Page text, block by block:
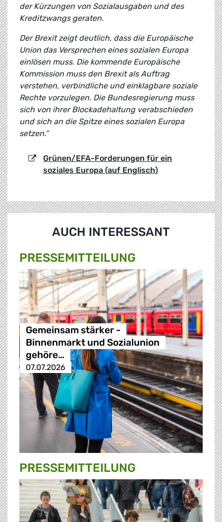
der Kürzungen von Sozialausgaben und des
Kreditzwangs geraten.
Der Brexit zeigt deutlich, dass die Europäische
Union das Versprechen eines sozialen Europa
einlösen muss. Die kommende Europäische
Kommission muss den Brexit als Auftrag
verstehen, verbindliche und einklagbare soziale
Rechte vorzulegen. Die Bundesregierung muss
sich von ihrer Blockadehaltung verabschieden
und sich an die Spitze eines sozialen Europa
setzen.“
Grünen/EFA-Forderungen für ein
soziales Europa (auf Englisch)
AUCH INTERESSANT
PRESSE­MITTEILUNG
Gemeinsam stärker -
Binnenmarkt und Sozialunion
gehöre…
07.07.2026
PRESSE­MITTEILUNG